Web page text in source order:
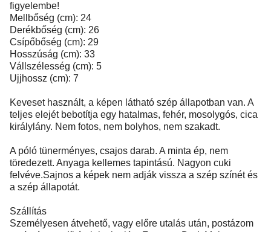
figyelembe!
Mellbőség (cm): 24
Derékbőség (cm): 26
Csípőbőség (cm): 29
Hosszúság (cm): 33
Vállszélesség (cm): 5
Ujjhossz (cm): 7
Keveset használt, a képen látható szép állapotban van. A
teljes elejét bebotítja egy hatalmas, fehér, mosolygós, cica
királylány. Nem fotos, nem bolyhos, nem szakadt.
A póló tünerményes, csajos darab. A minta ép, nem
töredezett. Anyaga kellemes tapintású. Nagyon cuki
felvéve.Sajnos a képek nem adják vissza a szép színét és
a szép állapotát.
Szállítás
Személyesen átvehető, vagy előre utalás után, postázom